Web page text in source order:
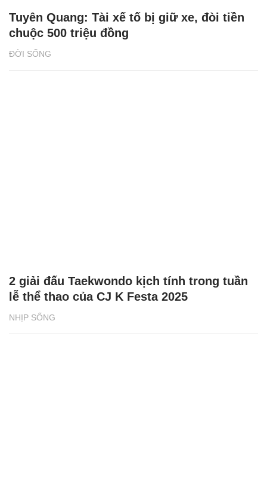
ĐỜI SỐNG
Tuyên Quang: Tài xế tố bị giữ xe, đòi tiền
chuộc 500 triệu đồng
NHỊP SỐNG
2 giải đấu Taekwondo kịch tính trong tuần
lễ thể thao của CJ K Festa 2025